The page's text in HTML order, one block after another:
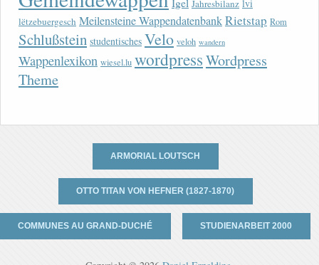
Jahresbilanz lvi
lëtzebuergesch Meilensteine WappendatenbankRietstap Rom
Schlußstein studentisches Velo veloh wandern
Wappenlexikon wiesel.lu wordpressWordpress
Theme
ARMORIAL LOUTSCH
OTTO TITAN VON HEFNER (1827-1870)
COMMUNES AU GRAND-DUCHÉ STUDIENARBEIT 2000